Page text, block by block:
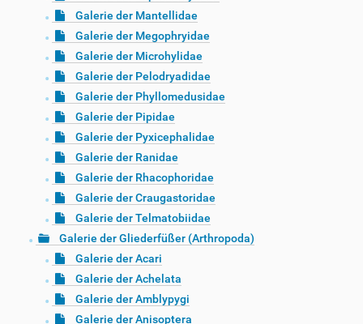
Galerie der Mantellidae
Galerie der Megophryidae
Galerie der Microhylidae
Galerie der Pelodryadidae
Galerie der Phyllomedusidae
Galerie der Pipidae
Galerie der Pyxicephalidae
Galerie der Ranidae
Galerie der Rhacophoridae
Galerie der Craugastoridae
Galerie der Telmatobiidae
Galerie der Gliederfüßer (Arthropoda)
Galerie der Acari
Galerie der Achelata
Galerie der Amblypygi
Galerie der Anisoptera